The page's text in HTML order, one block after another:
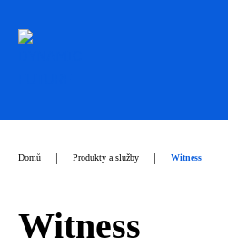
Domů | Produkty a služby | Witness
Witness